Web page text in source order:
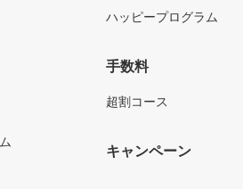
ハッピープログラム
手数料
超割コース
キャンペーン